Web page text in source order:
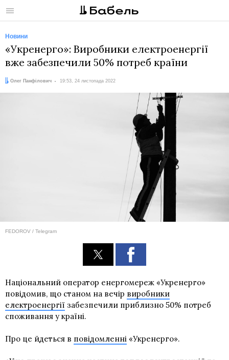
Меню
Новини
«Укренерго»: Виробники електроенергії
вже забезпечили 50% потреб країни
Автор:
Олег Панфілович
Дата: 19:53, 24 листопада 2022
FEDOROV / Telegram
Національний оператор енергомереж «Укренерго»
повідомив, що станом на вечір виробники
електроенергії забезпечили приблизно 50% потреб
споживання у країні.
Про це йдеться в повідомленні «Укренерго».